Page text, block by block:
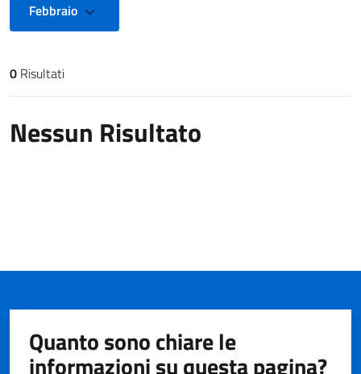
Febbraio
Risultati di ricerca
0 Risultati
Nessun Risultato
Quanto sono chiare le
informazioni su questa pagina?